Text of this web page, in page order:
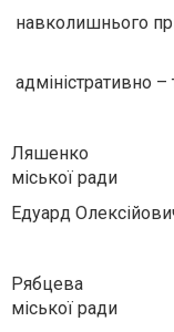
навколишнього
адміністративно –
міської ради
Едуард
міської ради